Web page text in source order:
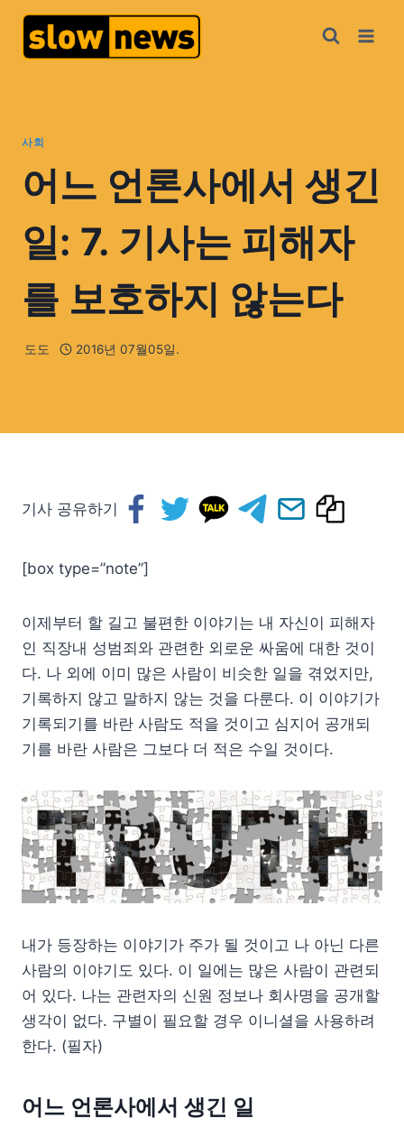
사회
어느 언론사에서 생긴
일: 7. 기사는 피해자
를 보호하지 않는다
도도 2016년 07월05일.
기사 공유하기
[box type=”note”]
이제부터 할 길고 불편한 이야기는 내 자신이 피해자
인 직장내 성범죄와 관련한 외로운 싸움에 대한 것이
다. 나 외에 이미 많은 사람이 비슷한 일을 겪었지만,
기록하지 않고 말하지 않는 것을 다룬다. 이 이야기가
기록되기를 바란 사람도 적을 것이고 심지어 공개되
기를 바란 사람은 그보다 더 적은 수일 것이다.
내가 등장하는 이야기가 주가 될 것이고 나 아닌 다른
사람의 이야기도 있다. 이 일에는 많은 사람이 관련되
어 있다. 나는 관련자의 신원 정보나 회사명을 공개할
생각이 없다. 구별이 필요할 경우 이니셜을 사용하려
한다. (필자)
어느 언론사에서 생긴 일